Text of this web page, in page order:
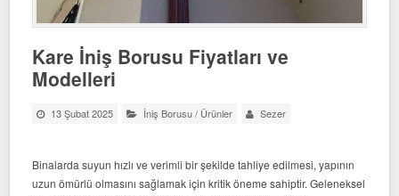
Kare İniş Borusu Fiyatları ve
Modelleri
13 Şubat 2025 İniş Borusu/ Ürünler Sezer
Binalarda suyun hızlı ve verimli bir şekilde tahliye edilmesi, yapının
uzun ömürlü olmasını sağlamak için kritik öneme sahiptir. Geleneksel